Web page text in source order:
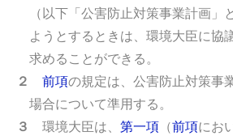
（以下「公害防止対策事業計画」
ようとするときは、環境大臣に協
求めることができる。
２ 前項の規定は、公害防止対策事
場合について準用する。
３ 環境大臣は、 第一項 （前項にお